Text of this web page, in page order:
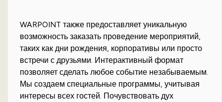
WARPOINT также предоставляет уникальную
возможность заказать проведение мероприятий,
таких как дни рождения, корпоративы или просто
встречи с друзьями. Интерактивный формат
позволяет сделать любое событие незабываемым.
Мы создаем специальные программы, учитывая
интересы всех гостей. Почувствовать дух